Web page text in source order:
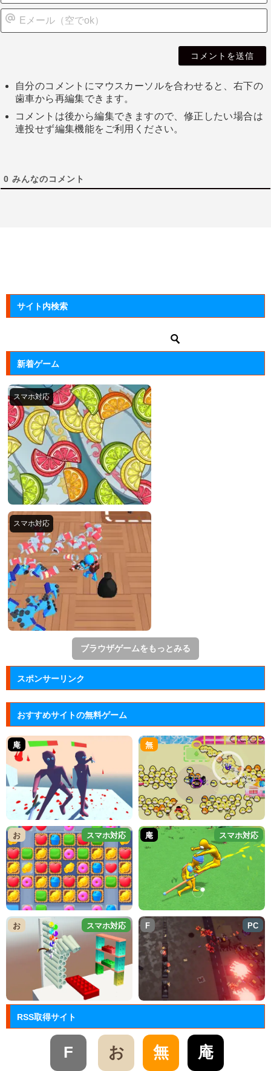
自分のコメントにマウスカーソルを合わせると、右下の
歯車から再編集できます。
コメントは後から編集できますので、修正したい場合は
連投せず編集機能をご利用ください。
0 みんなのコメント
サイト内検索
新着ゲーム
ブラウザゲームをもっとみる
スポンサーリンク
おすすめサイトの無料ゲーム
庵 無
お スマホ対応 庵 スマホ対応
お スマホ対応 F PC
RSS取得サイト
F お 無 庵